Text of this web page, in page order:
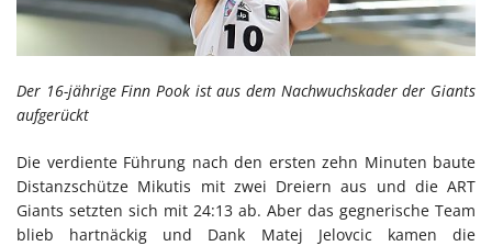
Der 16-jährige Finn Pook ist aus dem Nachwuchskader der Giants
aufgerückt
Die verdiente Führung nach den ersten zehn Minuten baute
Distanzschütze Mikutis mit zwei Dreiern aus und die ART
Giants setzten sich mit 24:13 ab. Aber das gegnerische Team
blieb hartnäckig und Dank Matej Jelovcic kamen die